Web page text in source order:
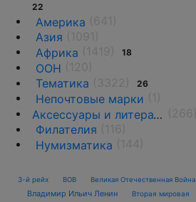
22
Америка
Азия
Африка
18
ООН
Тематика
26
Непочтовые марки
Аксессуары и литература
Филателия
Нумизматика
3-й рейх ВОВ Великая Отечественная Война
Владимир Ильич Ленин
Вторая мировая